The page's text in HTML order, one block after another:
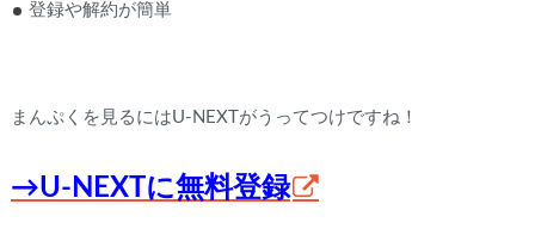
登録や解約が簡単
まんぷくを見るにはU-NEXTがうってつけですね！
→U-NEXTに無料登録